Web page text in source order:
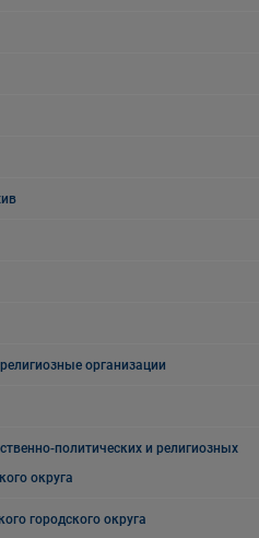
организации
политических и религиозных
округа
городского округа